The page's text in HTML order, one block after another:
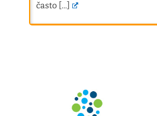
často [...]